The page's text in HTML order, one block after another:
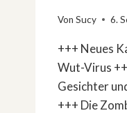
Von Sucy 6.
+++ Neues
Wut-Virus
Gesichter
+++ Die